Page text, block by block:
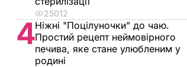
25012
4Ніжні "Поцілуночки" до чаю.
Простий рецепт неймовірного
печива, яке стане улюбленим у
родині